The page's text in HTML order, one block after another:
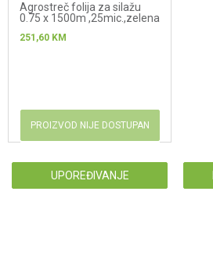
Agrostreč folija za silažu
0.75 x 1500m ,25mic.,zelena
251,60 KM
PROIZVOD NIJE DOSTUPAN
UPOREĐIVANJE